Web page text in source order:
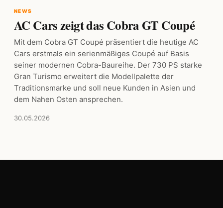
NEWS
AC Cars zeigt das Cobra GT Coupé
Mit dem Cobra GT Coupé präsentiert die heutige AC
Cars erstmals ein serienmäßiges Coupé auf Basis
seiner modernen Cobra-Baureihe. Der 730 PS starke
Gran Turismo erweitert die Modellpalette der
Traditionsmarke und soll neue Kunden in Asien und
dem Nahen Osten ansprechen.
30.05.2026